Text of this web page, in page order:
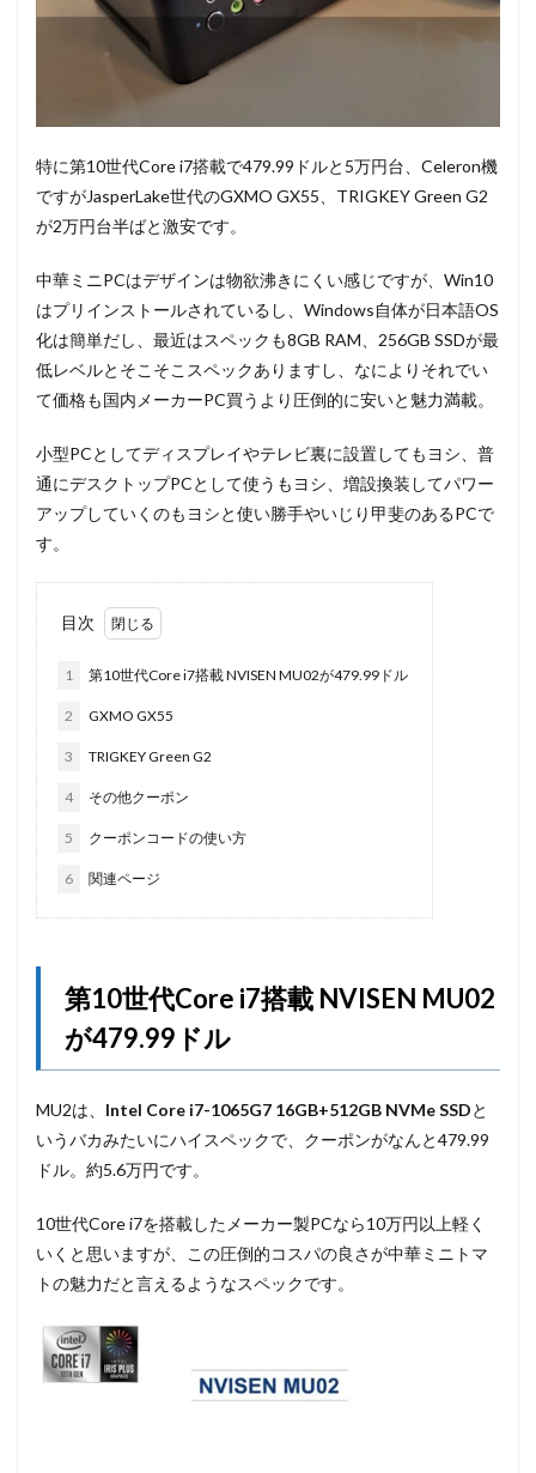
特に第10世代Core i7搭載で479.99ドルと5万円台、Celeron機
ですがJasperLake世代のGXMO GX55、TRIGKEY Green G2
が2万円台半ばと激安です。
中華ミニPCはデザインは物欲沸きにくい感じですが、Win10
はプリインストールされているし、Windows自体が日本語OS
化は簡単だし、最近はスペックも8GB RAM、256GB SSDが最
低レベルとそこそこスペックありますし、なによりそれでい
て価格も国内メーカーPC買うより圧倒的に安いと魅力満載。
小型PCとしてディスプレイやテレビ裏に設置してもヨシ、普
通にデスクトップPCとして使うもヨシ、増設換装してパワー
アップしていくのもヨシと使い勝手やいじり甲斐のあるPCで
す。
目次
1 第10世代Core i7搭載 NVISEN MU02が479.99ドル
2 GXMO GX55
3 TRIGKEY Green G2
4 その他クーポン
5 クーポンコードの使い方
6 関連ページ
第10世代Core i7搭載 NVISEN MU02
が479.99ドル
MU2は、 Intel Core i7-1065G7 16GB+512GB NVMe SSDと
いうバカみたいにハイスペックで、クーポンがなんと479.99
ドル。約5.6万円です。
10世代Core i7を搭載したメーカー製PCなら10万円以上軽く
いくと思いますが、この圧倒的コスパの良さが中華ミニトマ
トの魅力だと言えるようなスペックです。